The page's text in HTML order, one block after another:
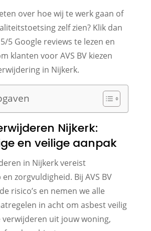
over hoe wij te werk gaan of
zelf zien? Klik dan
5 Google reviews te lezen en
klanten voor AVS BV kiezen
in Nijkerk.
Nijkerk:
en veilige aanpak
in Nijkerk vereist
zorgvuldigheid. Bij AVS BV
risico’s en nemen we alle
in acht om asbest veilig
verwijderen uit jouw woning,